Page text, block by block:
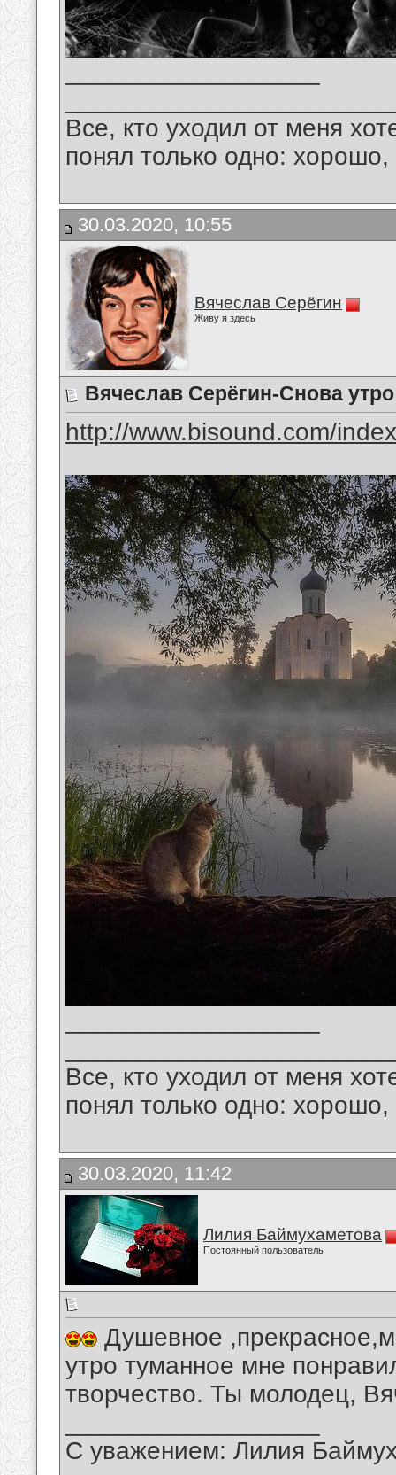
Все, кто уходил от меня
понял только одно:
30.03.2020, 10:55
Вячеслав Серёгин
Живу я здесь
Вячеслав Серёгин-Снова
http://www.bisound.com/
Все, кто уходил от меня
понял только одно:
30.03.2020, 11:42
Лилия Баймухаметова
Постоянный пользователь
Душевное
утро туманное мне
творчество. Ты молодец,
С уважением: Лилия